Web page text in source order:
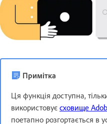
Примітка
Ця функція доступна,
використовує сховище
поетапно розгортається в